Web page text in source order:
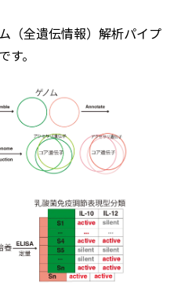
（全遺伝情報）解析パイプ
。